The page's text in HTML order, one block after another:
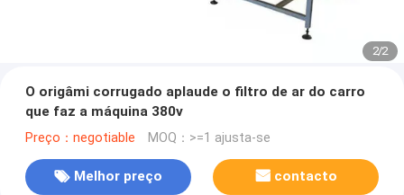
2/2
O origâmi corrugado aplaude o filtro de ar do carro
que faz a máquina 380v
Preço：negotiable MOQ：>=1 ajusta-se
Melhor preço contacto